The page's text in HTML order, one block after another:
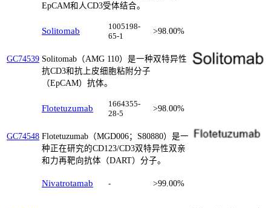
EpCAM和人CD3受体结合。
GC74539
Solitomab
1005198-
65-1
>98.00%
Solitomab（AMG 110）是一种双特异性
抗CD3和抗上皮细胞粘附分子
（EpCAM）抗体。
GC74548
Flotetuzumab
1664355-
28-5
>98.00%
Flotetuzumab（MGD006；S80880）是一
种正在研究的CD123/CD3双特异性双亲
和力再靶向抗体（DART）分子。
Nivatrotamab - >99.00%